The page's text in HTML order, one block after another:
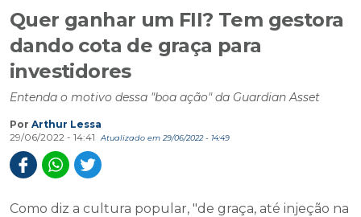
Quer ganhar um FII? Tem gestora
dando cota de graça para
investidores
Entenda o motivo dessa "boa ação" da Guardian Asset
Por Arthur Lessa
29/06/2022 - 14:41
Atualizado em 29/06/2022 - 14:49
Como diz a cultura popular, "de graça, até injeção na